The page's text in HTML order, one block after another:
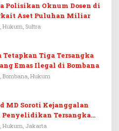
Polisikan Oknum Dosen di
Aset Puluhan Miliar
Hukum, Sultra
Tetapkan Tiga Tersangka
Emas Ilegal di Bombana
Bombana, Hukum
MD Soroti Kejanggalan
Tersangka
Hukum, Jakarta